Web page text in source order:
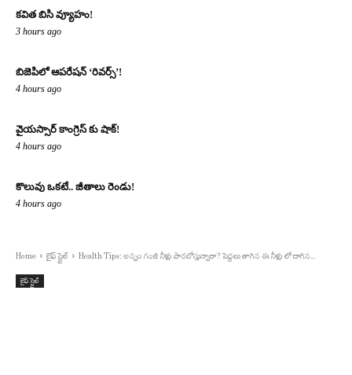
కవిత బిసి వ్యూహం!
3 hours ago
బిజెపిలో ఆపరేషన్ ‘రివర్స్’!
4 hours ago
వైయస్సార్ కాంగ్రెస్ కు షాక్!
4 hours ago
కొలువు ఒకటే.. జీతాలు రెండు!
4 hours ago